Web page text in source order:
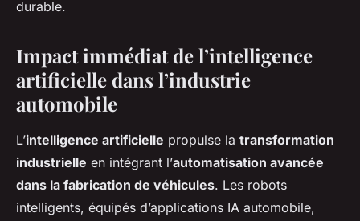
durable.
Impact immédiat de l’intelligence
artificielle dans l’industrie
automobile
L’intelligence artificielle propulse la transformation
industrielle en intégrant l’automatisation avancée
dans la fabrication de véhicules. Les robots
intelligents, équipés d’applications IA automobile,